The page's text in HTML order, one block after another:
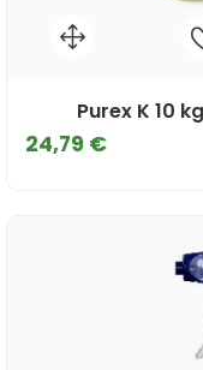
Purex K 10
24,79 €Cena